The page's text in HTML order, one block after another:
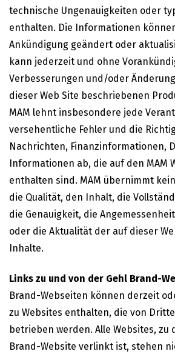
technische Ungenauigkeiten oder
enthalten. Die Informationen
Ankündigung geändert oder
kann jederzeit und ohne
Verbesserungen und/oder
dieser Web Site beschriebenen
MAM lehnt insbesondere jede
versehentliche Fehler und die
Nachrichten, Finanzinformationen,
Informationen ab, die auf den MAM
enthalten sind. MAM übernimmt
die Qualität, den Inhalt, die
die Genauigkeit, die
oder die Aktualität der auf dieser
Inhalte.
Links zu und von der Gehl Brand-
Brand-Webseiten können derzeit
zu Websites enthalten, die von
betrieben werden. Alle Websites, zu
Brand-Website verlinkt ist, stehen